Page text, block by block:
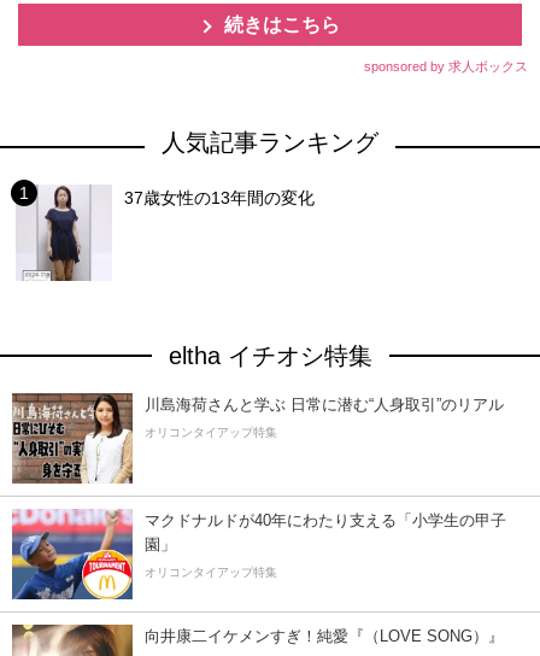
続きはこちら
sponsored by 求人ボックス
人気記事ランキング
37歳女性の13年間の変化
eltha イチオシ特集
川島海荷さんと学ぶ 日常に潜む“人身取引”のリアル
オリコンタイアップ特集
マクドナルドが40年にわたり支える「小学生の甲子
園」
オリコンタイアップ特集
向井康二イケメンすぎ！純愛『（LOVE SONG）』